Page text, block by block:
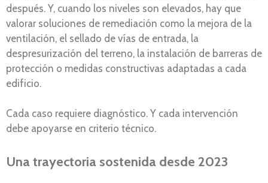
después. Y, cuando los niveles son elevados, hay que
valorar soluciones de remediación como la mejora de la
ventilación, el sellado de vías de entrada, la
despresurización del terreno, la instalación de barreras de
protección o medidas constructivas adaptadas a cada
edificio.
Cada caso requiere diagnóstico. Y cada intervención
debe apoyarse en criterio técnico.
Una trayectoria sostenida desde 2023